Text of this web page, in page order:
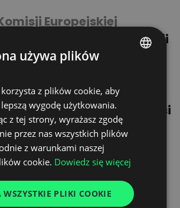
Europejskiej
nas także do realizacji
rozwoju, w tym
,w przypadku małych
poziom cyfryzacji wynosi
procent.Dużo lepiej
w dużych
które już w ponad
osiągnęły cele tzw.
ENGLISH
GERMAN
UKRAINIAN
FRENCH
używa plików
z plików cookie, aby
wygodę użytkowania.
z tej strony, wyrażasz zgodę
przez nas wszystkich plików
z warunkami naszej
cookie. Dowiedz się więcej
PLIKI COOKIE